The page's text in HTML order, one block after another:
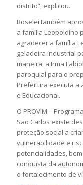
distrito”, explicou.
Roselei também
a família Leopoldino
agradecer a família
geladeira industrial
maneira, a Irmã
paroquial para o
Prefeitura executa a
e Educacional.
O PROVIM –
São Carlos existe
proteção social a
vulnerabilidade e
potencialidades,
conquista da
o fortalecimento de